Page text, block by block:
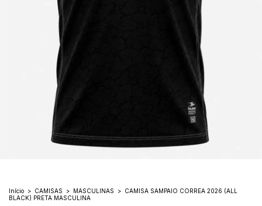
Início > CAMISAS > MASCULINAS > CAMISA SAMPAIO CORREA 2026 (ALL
BLACK) PRETA MASCULINA